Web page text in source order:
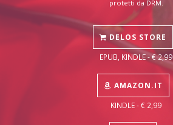
protetti da DRM.
DELOS STORE
EPUB, KINDLE - € 2,99
AMAZON.IT
KINDLE - € 2,99